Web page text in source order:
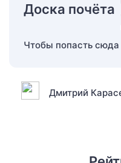
Доска почёта
Чтобы попасть сюда
Дмитрий